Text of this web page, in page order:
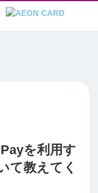
を利用す
て教えてく